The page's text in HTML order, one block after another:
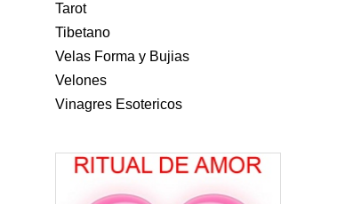
Tarot
Tibetano
Velas Forma y Bujias
Velones
Vinagres Esotericos